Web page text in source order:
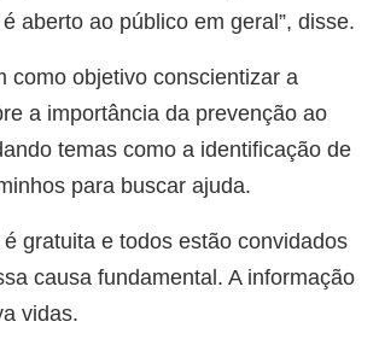
aberto ao público em geral”, disse.
como objetivo conscientizar a
a importância da prevenção ao
temas como a identificação de
para buscar ajuda.
gratuita e todos estão convidados
causa fundamental. A informação
vidas.